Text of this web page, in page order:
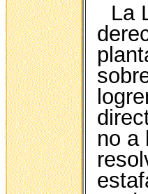
La
no a